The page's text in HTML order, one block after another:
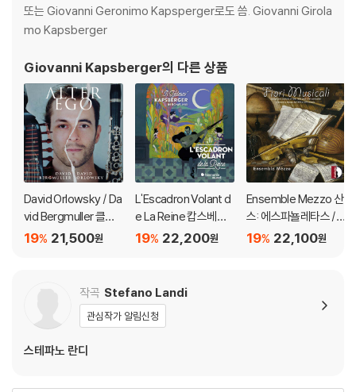
또는 Giovanni Geronimo Kapsperger로도 씀. Giovanni Girola
mo Kapsberger
Giovanni Kapsberger의 다른 상품
David Orlowsky / Da
vid Bergmuller 클라
리넷과 류트 연주집 -
21,500원
19%
L'Escadron Volant d
e La Reine 캅스베르
거: 성악곡집 1610년 마
esco')
22,200원
19%
Ensemble Mezzo 산
스: 에스파뇰레타스 /
샤르팡티에: 이 숲에서
eur dans ce bois, H.
22,100원
19%
작곡 Stefano Landi
관심작가 알림신청
스테파노 란디